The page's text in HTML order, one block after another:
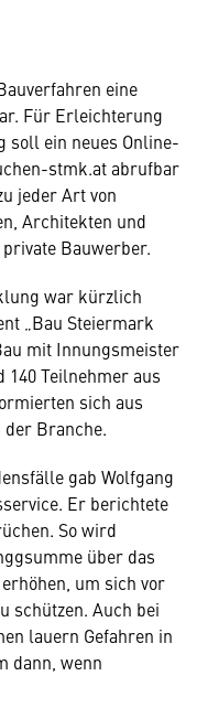
eine
Für Erleichterung
soll ein neues Online-
stmk.at abrufbar
jeder Art von
Architekten und
Bauwerber.
war kürzlich
„Bau Steiermark
mit Innungsmeister
140 Teilnehmer aus
sich aus
Branche.
gab Wolfgang
Er berichtete
So wird
über das
um sich vor
schützen. Auch bei
lauern Gefahren in
dann, wenn